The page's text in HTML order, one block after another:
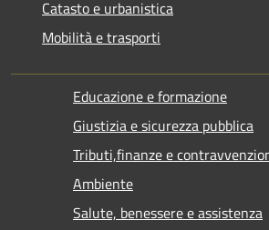
Catasto e urbanistica
Mobilità e trasporti
Educazione e formazione
Giustizia e sicurezza pubblica
Tributi,finanze e
Ambiente
Salute, benessere e assistenza